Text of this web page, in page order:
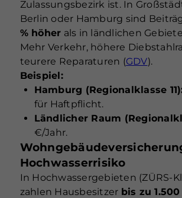
Zulassungsbezirk ist. In
Berlin oder Hamburg sind
% höher als in ländlichen
Mehr Verkehr, höhere
teurere Reparaturen (GDV).
Beispiel:
Hamburg (Regionalklasse
für Haftpflicht.
Ländlicher Raum
€/Jahr.
Hochwasserrisiko
In Hochwassergebieten (ZÜRS-
zahlen Hausbesitzer bis zu